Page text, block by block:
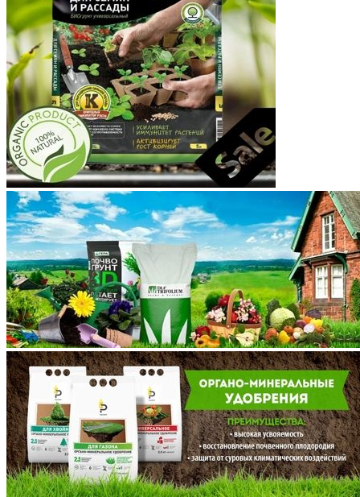
Корякский округ
Костромская область
Краснодарский край
Красноярский край
Крым
Курганская область
Курская область
Ленинградская область
Липецкая область
Магаданская область
Марий Эл
Мордовия
Московская область
Мурманская область
Ненецкий АО